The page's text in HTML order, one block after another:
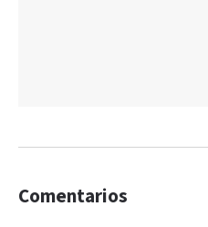
Comentarios